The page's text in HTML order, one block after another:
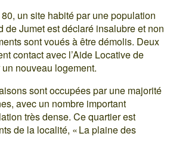
un site habité par une population
de Jumet est déclaré insalubre et non
sont voués à être démolis. Deux
contact avec l’Aide Locative de
nouveau logement.
sont occupées par une majorité
avec un nombre important
très dense. Ce quartier est
de la localité, « La plaine des